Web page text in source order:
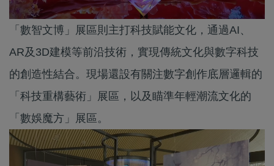
「數智文博」展區則主打科技賦能文化，通過AI、
AR及3D建模等前沿技術，實現傳統文化與數字科技
的創造性結合。現場還設有關注數字創作底層邏輯的
「科技重構藝術」展區，以及瞄準年輕潮流文化的
「數娛魔方」展區。